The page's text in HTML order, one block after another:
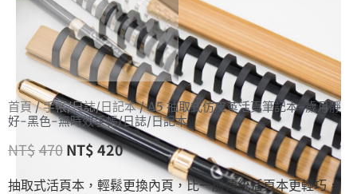
首頁/手帳/日誌/日記本/ A5 抽取式仿皮革活頁筆記本-歲月靜
好-黑色-無時效手帳/日誌/日記本
NT$470 NT$420
抽取式活頁本，輕鬆更換內頁，比一般傳統活頁本更輕巧，